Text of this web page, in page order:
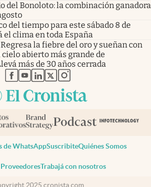
del Bonoloto: la combinación ganadora
del tiempo para este sábado 8 de
el clima en toda España
Regresa la fiebre del oro y sueñan con
abierto más grande de
más de 30 años cerrada
abre en nueva pestaña
abre en nueva pestaña
abre en nueva pestaña
abre en nueva pestaña
abre en nueva pestaña
de WhatsAppSuscribiteQuiénes Somos
Trabajá con nosotros
2025 cronista.com